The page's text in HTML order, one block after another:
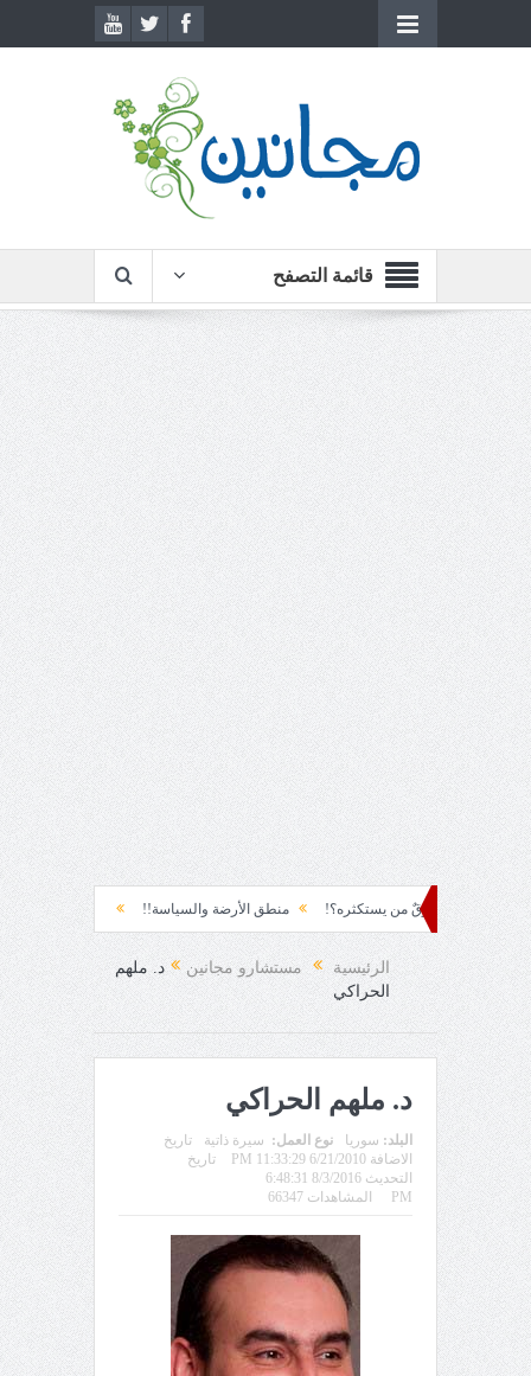
قائمة التصفح
رزقٌ من يستكثره؟! منطق الأرضة والسياسة!! لحظة نشوة!!
الدهشة!
الرئيسية مستشارو مجانين
د. ملهم
الحراكي
د. ملهم الحراكي
البلد: سوريا نوع العمل: سيرة ذاتية
تاريخ
الاضافة 6/21/2010 11:33:29 PM
تاريخ
التحديث 8/3/2016 6:48:31
PM
المشاهدات 66347